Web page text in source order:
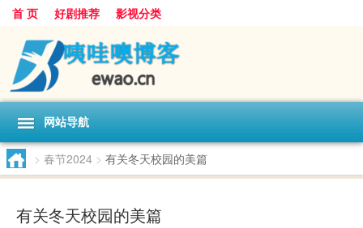
首 页 好剧推荐 影视分类
网站导航
> 春节2024 > 有关冬天校园的美篇
有关冬天校园的美篇